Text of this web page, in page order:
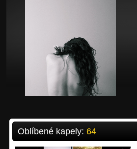
Oblíbené kapely: 64